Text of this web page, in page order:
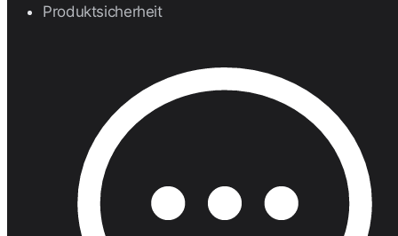
Produktsicherheit